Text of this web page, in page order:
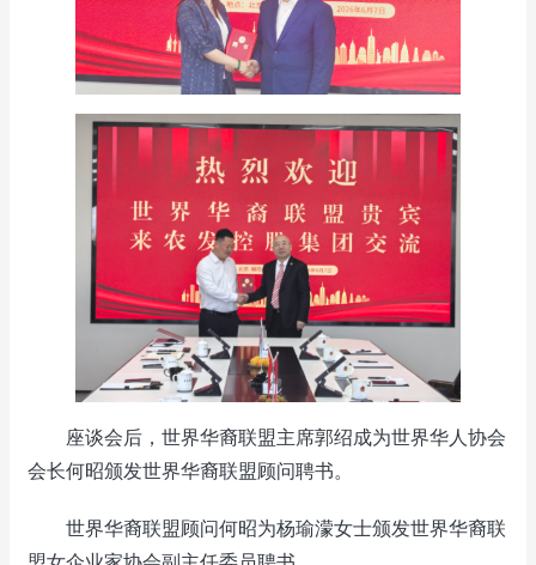
座谈会后，世界华裔联盟主席郭绍成为世界华人协会
会长何昭颁发世界华裔联盟顾问聘书。
世界华裔联盟顾问何昭为杨瑜濛女士颁发世界华裔联